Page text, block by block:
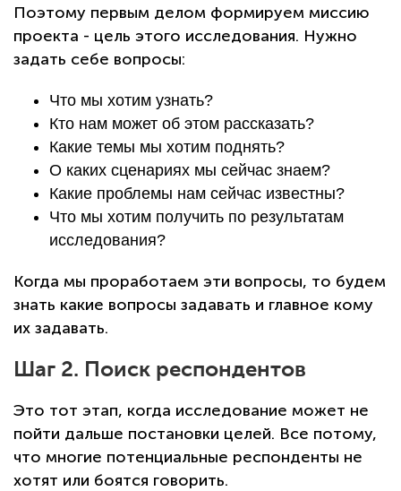
Поэтому первым делом формируем миссию
проекта - цель этого исследования. Нужно
задать себе вопросы:
Что мы хотим узнать?
Кто нам может об этом рассказать?
Какие темы мы хотим поднять?
О каких сценариях мы сейчас знаем?
Какие проблемы нам сейчас известны?
Что мы хотим получить по результатам
исследования?
Когда мы проработаем эти вопросы, то будем
знать какие вопросы задавать и главное кому
их задавать.
Шаг 2. Поиск респондентов
Это тот этап, когда исследование может не
пойти дальше постановки целей. Все потому,
что многие потенциальные респонденты не
хотят или боятся говорить.